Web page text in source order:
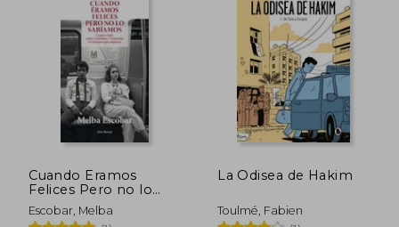
dcto. dcto. $
Cuando Eramos
Felices Pero no lo
Sabiamos
Escobar, Melba
La Odisea de Hakim
Toulmé, Fabien